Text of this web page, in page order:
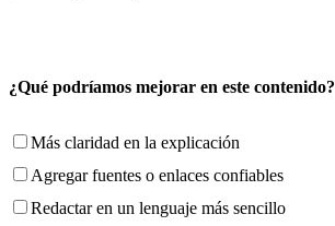
¿Qué podríamos mejorar en este contenido?
Más claridad en la explicación
Agregar fuentes o enlaces confiables
Redactar en un lenguaje más sencillo